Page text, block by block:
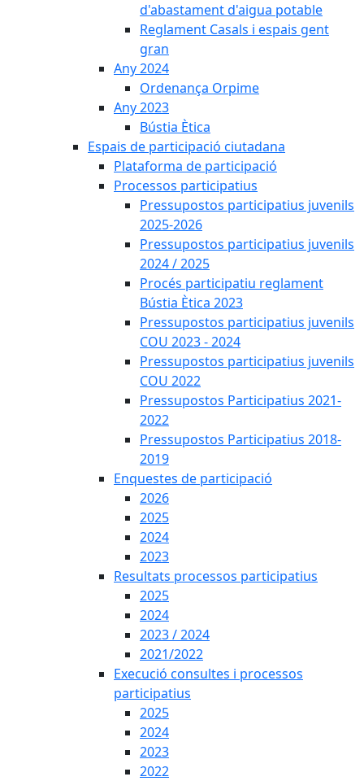
d'abastament d'aigua potable
Reglament Casals i espais gent
gran
Any 2024
Ordenança Orpime
Any 2023
Bústia Ètica
Espais de participació ciutadana
Plataforma de participació
Processos participatius
Pressupostos participatius juvenils
2025-2026
Pressupostos participatius juvenils
2024 / 2025
Procés participatiu reglament
Bústia Ètica 2023
Pressupostos participatius juvenils
COU 2023 - 2024
Pressupostos participatius juvenils
COU 2022
Pressupostos Participatius 2021-
2022
Pressupostos Participatius 2018-
2019
Enquestes de participació
2026
2025
2024
2023
Resultats processos participatius
2025
2024
2023 / 2024
2021/2022
Execució consultes i processos
participatius
2025
2024
2023
2022